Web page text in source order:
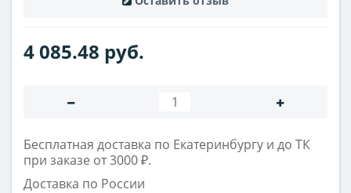
4 085.48 руб.
Бесплатная доставка по Екатеринбургу и до ТК
при заказе от 3000 ₽.
Доставка по России